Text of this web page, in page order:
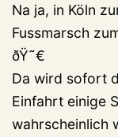
Na ja, in Köln
Fussmarsch
ðŸ˜€
Da wird sofort
Einfahrt einige
wahrscheinlich